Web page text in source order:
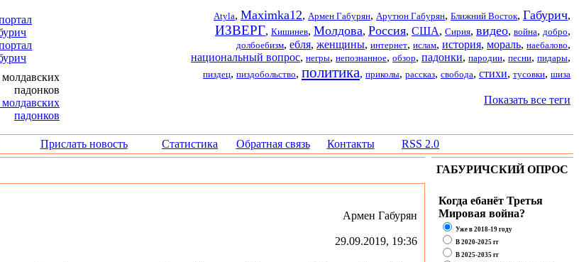
Atyla, Maximka12, Армен Габурян, Арутюн Габурян, Ближний Восток, Габурич,
ИЗВЕРГ, Кишинев, Молдова, Россия, США, Сирия, видео, война, добро,
долбоебизм, ебля, женщины, интернет, ислам, история, мораль, наебалово,
национальный вопрос, негры, непознанное, обзор, падонки, пародии, песни, пидары,
пиздец, пиздобольство, политика, приколы, рассказ, свобода, стихи, тусовки, шиза
Показать все теги
Прислать новость Статистика Обратная связь Контакты RSS 2.0
Армен Габурян
29.09.2019, 19:36
ГАБУРИЧСКИЙ ОПРОС
Когда ебанёт Третья
Мировая война?
Уже в 2018-19 году
В 2020-2025 гг
В 2025-2035 гг